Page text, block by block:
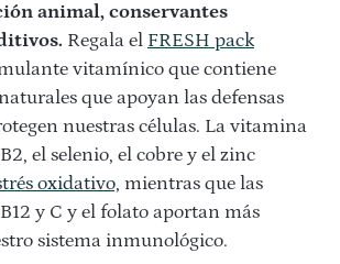
animal, conservantes
Regala el FRESH pack
vitamínico que contiene
que apoyan las defensas
nuestras células. La vitamina
el selenio, el cobre y el zinc
oxidativo, mientras que las
y C y el folato aportan más
sistema inmunológico.